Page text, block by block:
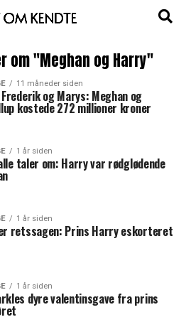
om "Meghan og Harry"
11 måneder siden
og Marys: Meghan og
kostede 272 millioner kroner
1 år siden
taler om: Harry var rødglødende
1 år siden
retssagen: Prins Harry eskorteret
1 år siden
dyre valentinsgave fra prins